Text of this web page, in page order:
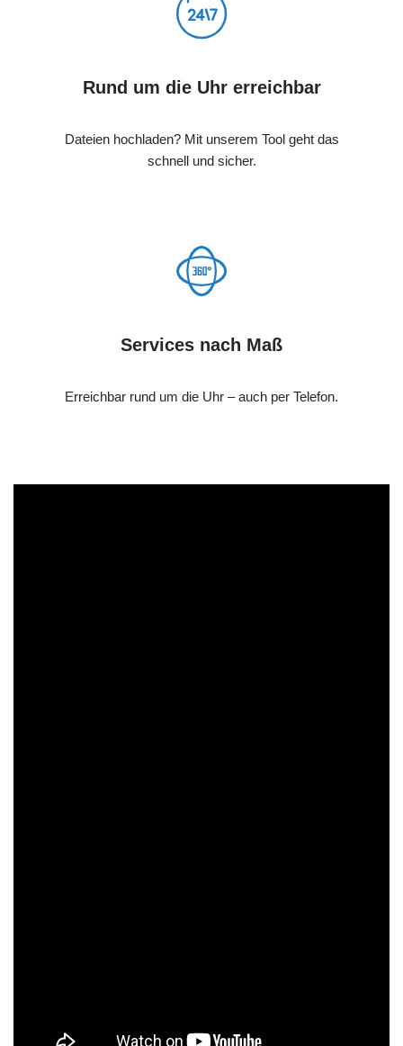
Rund um die Uhr erreichbar
Dateien hochladen? Mit unserem Tool geht das
schnell und sicher.
Services nach Maß
Erreichbar rund um die Uhr – auch per Telefon.